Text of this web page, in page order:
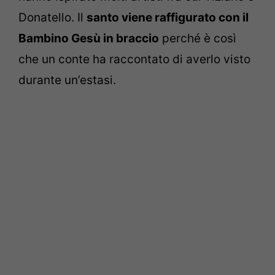
Donatello. Il santo viene raffigurato con il
Bambino Gesù in braccio perché è così
che un conte ha raccontato di averlo visto
durante un’estasi.